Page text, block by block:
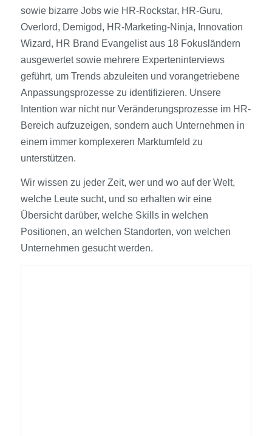
sowie bizarre Jobs wie HR-Rockstar, HR-Guru,
Overlord, Demigod, HR-Marketing-Ninja, Innovation
Wizard, HR Brand Evangelist aus 18 Fokusländern
ausgewertet sowie mehrere Experteninterviews
geführt, um Trends abzuleiten und vorangetriebene
Anpassungsprozesse zu identifizieren. Unsere
Intention war nicht nur Veränderungsprozesse im HR-
Bereich aufzuzeigen, sondern auch Unternehmen in
einem immer komplexeren Marktumfeld zu
unterstützen.
Wir wissen zu jeder Zeit, wer und wo auf der Welt,
welche Leute sucht, und so erhalten wir eine
Übersicht darüber, welche Skills in welchen
Positionen, an welchen Standorten, von welchen
Unternehmen gesucht werden.